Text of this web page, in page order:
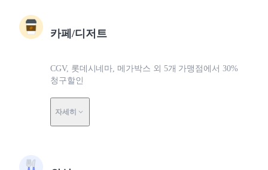
카페/디저트
CGV, 롯데시네마, 메가박스 외 5개 가맹점에서 30%
청구할인
자세히